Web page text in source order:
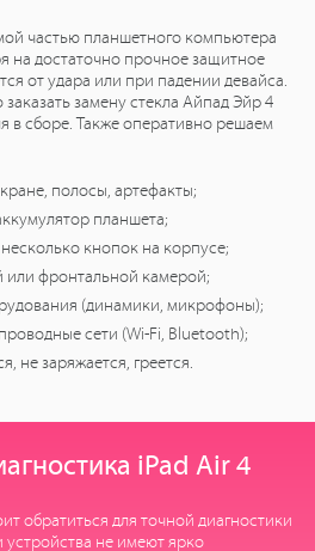
частью планшетного компьютера
на достаточно прочное защитное
от удара или при падении девайса.
замену стекла Айпад Эйр 4
в сборе. Также оперативно решаем
полосы, артефакты;
планшета;
кнопок на корпусе;
фронтальной камерой;
(динамики, микрофоны);
сети (Wi-Fi, Bluetooth);
не заряжается, греется.
iPad Air 4
обратиться для точной диагностики
не имеют ярко